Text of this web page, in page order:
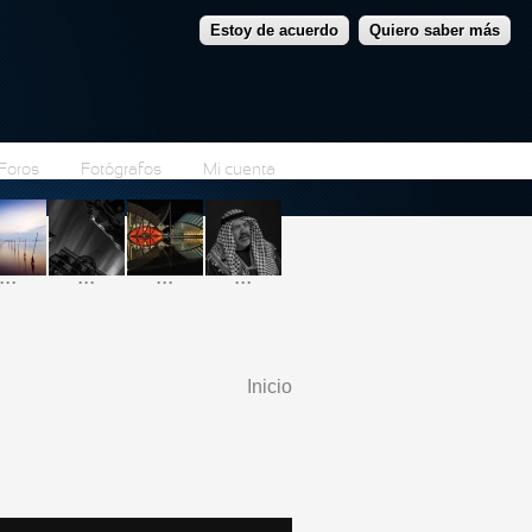
Estoy de acuerdo Quiero saber más
Fotógrafos Mi cuenta
... ... ... ...
Inicio